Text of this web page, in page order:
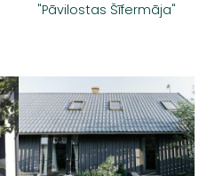
"Pāvilostas Šīfermāja"